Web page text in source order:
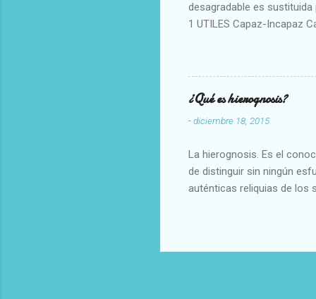
desagradable es
1 UTILES Capaz-Incapaz
Escrupuloso-Relajado
Armonioso-Inarmonioso 4
¿Qué es hierognosis?
-diciembre 18, 2015
La hierognosis. Es el
de distinguir sin ningún
auténticas reliquias de los